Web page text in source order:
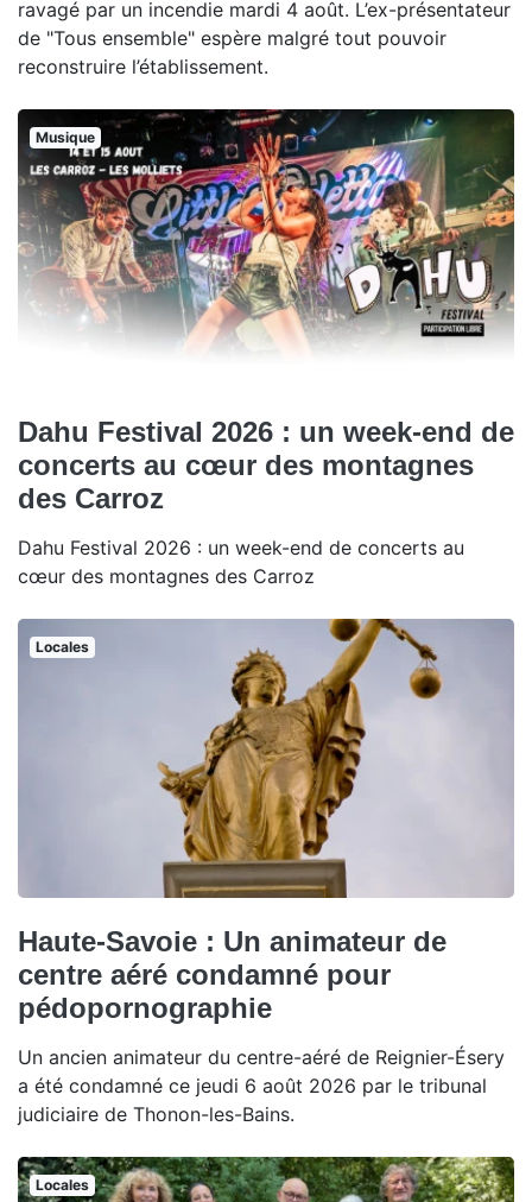
ravagé par un incendie mardi 4 août. L’ex-présentateur
de "Tous ensemble" espère malgré tout pouvoir
reconstruire l’établissement.
Musique
Dahu Festival 2026 : un week-end de
concerts au cœur des montagnes
des Carroz
Dahu Festival 2026 : un week-end de concerts au
cœur des montagnes des Carroz
Locales
Haute-Savoie : Un animateur de
centre aéré condamné pour
pédopornographie
Un ancien animateur du centre-aéré de Reignier-Ésery
a été condamné ce jeudi 6 août 2026 par le tribunal
judiciaire de Thonon-les-Bains.
Locales